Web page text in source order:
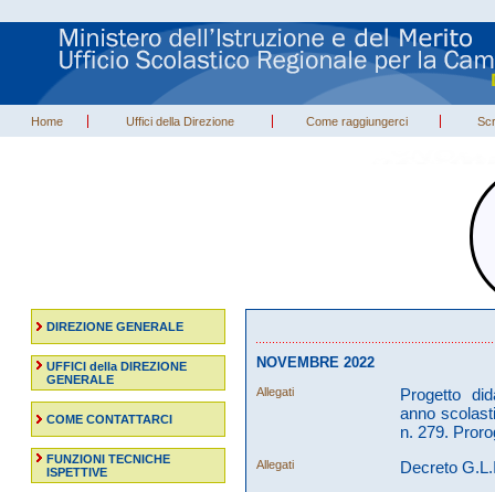
Home Uffici della Direzione Come raggiungerci
DIREZIONE GENERALE
UFFICI della DIREZIONE
GENERALE
COME CONTATTARCI
FUNZIONI TECNICHE
ISPETTIVE
NOVEMBRE 2022
Allegati
Progetto
anno
n. 279.
Allegati Decreto